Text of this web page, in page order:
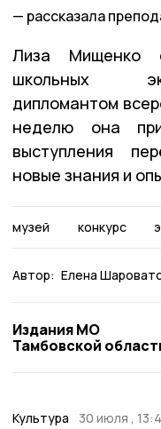
рассказала
Лиза Мищенко
школьных
дипломантом
неделю она
выступления
новые знания и
музей конкурс
Автор: Елена
Издания МО
Тамбовской
Культура 30 июля ,